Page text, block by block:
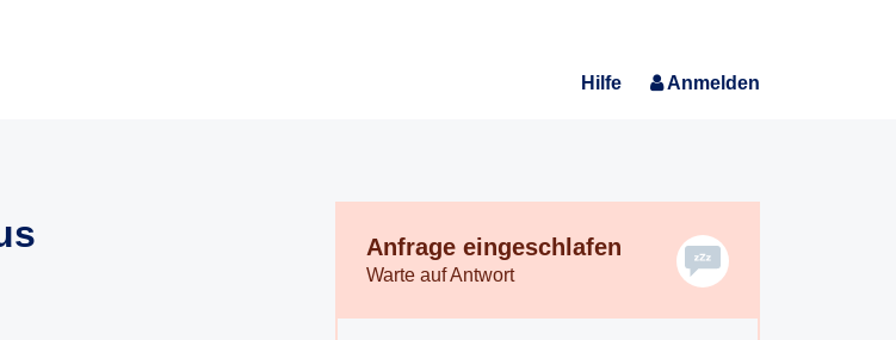
Hilfe Anmelden
Anfrage eingeschlafen
Warte auf Antwort